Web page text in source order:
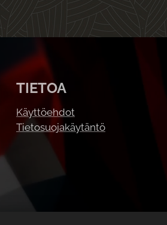
TIETOA
Käyttöehdot
Tietosuojakäytäntö